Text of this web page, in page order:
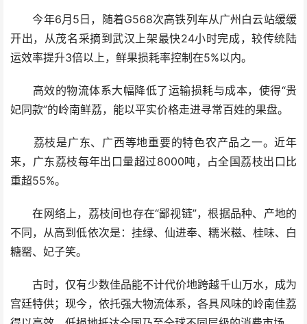
今年6月5日，随着G568次高铁列车从广州白云站缓缓
开出，从茂名采摘到武汉上架最快24小时完成，较传统陆
运效率提升3倍以上，鲜果损耗率控制在5%以内。
高效的物流体系大幅降低了运输损耗与成本，使得“贵
妃同款”的岭南鲜荔，能以平实价格走进寻常百姓的果盘。
荔枝是广东、广西等地重要的特色农产品之一。近年
来，广东荔枝每年出口量超过8000吨，占全国荔枝出口比
重超55%。
在网络上，荔枝间也存在“鄙视链”，根据品种、产地的
不同，从高到低依次是：挂绿、仙进奉、糯米糍、桂味、白
糖罂、妃子笑。
古时，仅有少数佳品能不计代价地跨越千山万水，成为
宫廷特供；现今，依托强大物流体系，各具风味的岭南佳荔